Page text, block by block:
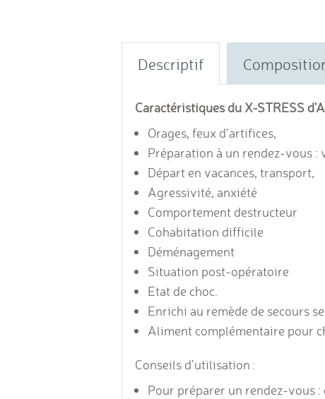
Descriptif
Caractéristiques du X-STRESS
Orages, feux d’artifices,
Préparation à un rendez-vous
Départ en vacances, transport,
Agressivité, anxiété
Comportement destructeur
Cohabitation difficile
Déménagement
Situation post-opératoire
Etat de choc.
Enrichi au remède de secours
Aliment complémentaire pour
Conseils d’utilisation :
Pour préparer un rendez-vous